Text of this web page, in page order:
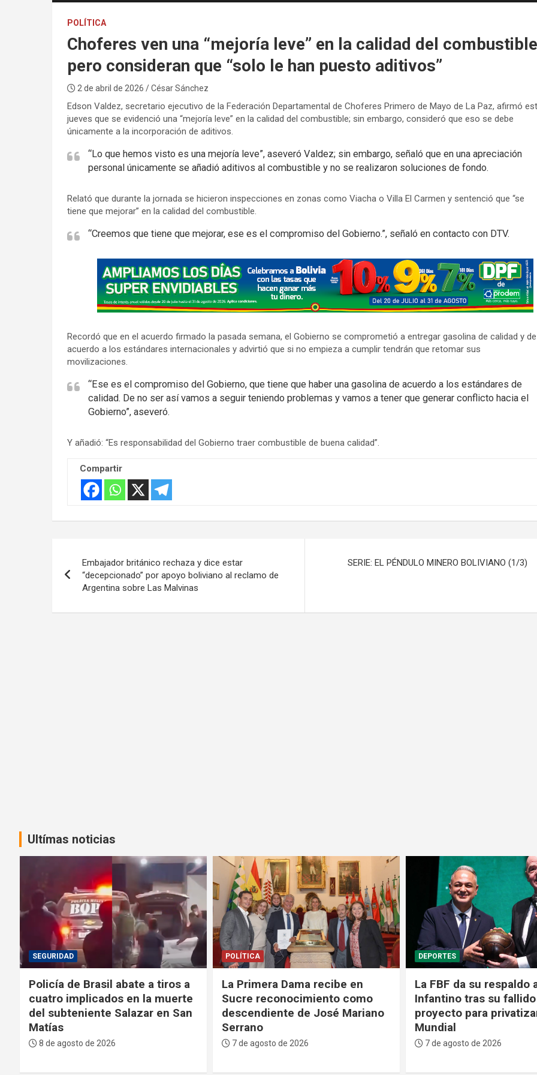
POLÍTICA
Choferes ven una “mejoría leve” en la calidad del
pero consideran que “solo le han puesto aditivos”
2 de abril de 2026 / César Sánchez
Edson Valdez, secretario ejecutivo de la Federación Departamental de Choferes Primero de Mayo de La Paz, afirmó
jueves que se evidenció una “mejoría leve” en la calidad del combustible; sin embargo, consideró que eso se debe
únicamente a la incorporación de aditivos.
“Lo que hemos visto es una mejoría leve”, aseveró Valdez; sin embargo, señaló que en una apreciación
personal únicamente se añadió aditivos al combustible y no se realizaron soluciones de fondo.
Relató que durante la jornada se hicieron inspecciones en zonas como Viacha o Villa El Carmen y sentenció que “se
tiene que mejorar” en la calidad del combustible.
“Creemos que tiene que mejorar, ese es el compromiso del Gobierno.”, señaló en contacto con DTV.
A
d
v
e
t
i
e
m
n
:
Recordó que en el acuerdo firmado la pasada semana, el Gobierno se comprometió a entregar gasolina de calidad y de
acuerdo a los estándares internacionales y advirtió que si no empieza a cumplir tendrán que retomar sus
movilizaciones.
“Ese es el compromiso del Gobierno, que tiene que haber una gasolina de acuerdo a los estándares de
calidad. De no ser así vamos a seguir teniendo problemas y vamos a tener que generar conflicto hacia el
Gobierno”, aseveró.
Y añadió: “Es responsabilidad del Gobierno traer combustible de buena calidad”.
Compartir
de
entradas
Embajador británico rechaza y dice estar
“decepcionado” por apoyo boliviano al reclamo de
Argentina sobre Las Malvinas
SERIE: EL PÉNDULO MINERO BOLIVIANO (1/3)
Ultímas noticias
POLÍTICA
La Primera Dama recibe en
Sucre reconocimiento como
descendiente de José Mariano
Serrano
7 de agosto de 2026
DEPORTES
La FBF da su respaldo a
Infantino tras su fallido
proyecto para privatizar el
Mundial
7 de agosto de 2026
GENTE
Médicos alertan que el
Boliviano Holandés
fase crítica y temen por
pacientes
7 de agosto de 2026